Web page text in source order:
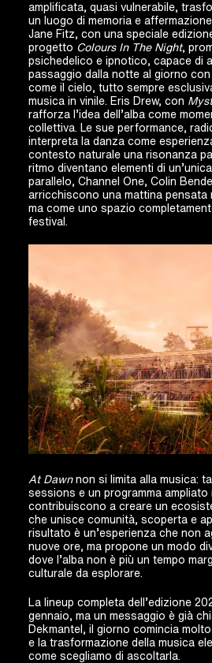
amplificata, quasi vulnerabile,
un luogo di memoria e
Jane Fitz, con una speciale
progetto Colours In The Night,
psichedelico e ipnotico, capace di
passaggio dalla notte al giorno
come il cielo, tutto sempre
musica in vinile. Eris Drew, con
rafforza l’idea dell’alba come
collettiva. Le sue performance,
interpreta la danza come
contesto naturale una risonanza
ritmo diventano elementi di
parallelo, Channel One, Colin
arricchiscono una mattina pensata
ma come uno spazio
festival.
At Dawnnon si limita alla musica:
sessions e un programma ampliato
contribuiscono a creare un
che unisce comunità, scoperta e
risultato è un’esperienza che non
nuove ore, ma propone un modo
dove l’alba non è più un tempo
culturale da esplorare.
La lineup completa dell’edizione
gennaio, ma un messaggio è già
Dekmantel, il giorno comincia
e la trasformazione della musica
come scegliamo di ascoltarla.